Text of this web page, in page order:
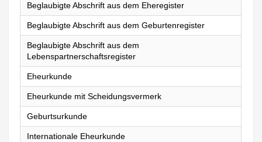
Beglaubigte Abschrift aus dem Eheregister
Beglaubigte Abschrift aus dem Geburtenregister
Beglaubigte Abschrift aus dem
Lebenspartnerschaftsregister
Eheurkunde
Eheurkunde mit Scheidungsvermerk
Geburtsurkunde
Internationale Eheurkunde